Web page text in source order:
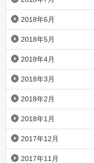
2018年6月
2018年5月
2018年4月
2018年3月
2018年2月
2018年1月
2017年12月
2017年11月